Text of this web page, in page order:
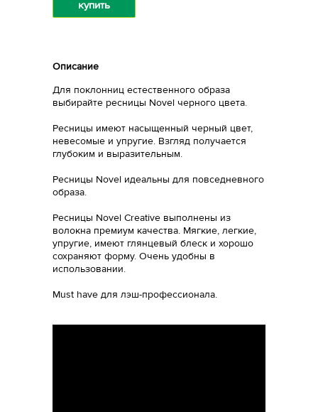
купить
Описание
Для поклонниц естественного образа
выбирайте ресницы Novel черного цвета.
Ресницы имеют насыщенный черный цвет,
невесомые и упругие. Взгляд получается
глубоким и выразительным.
Ресницы Novel идеальны для повседневного
образа.
Ресницы Novel Creative выполнены из
волокна премиум качества. Мягкие, легкие,
упругие, имеют глянцевый блеск и хорошо
сохраняют форму. Очень удобны в
использовании.
Must have для лэш-профессионала.